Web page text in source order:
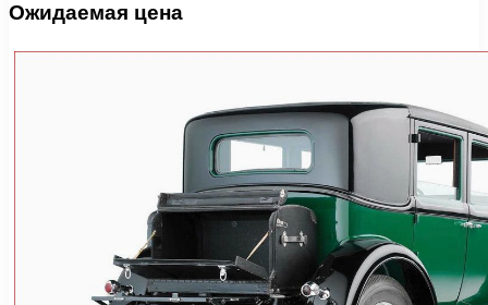
Ожидаемая цена